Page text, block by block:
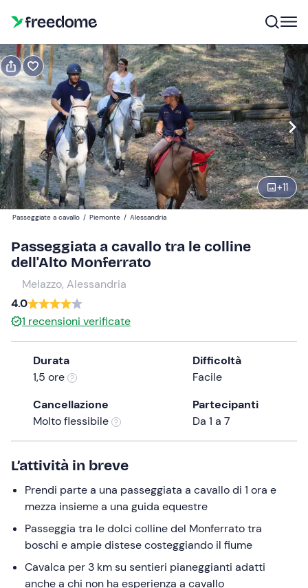
+11
Prenota Regala
Navigate
forward
to
interact
with
the
calendar
and
select
date.
Press
the
question
mark
keyboard
shortcuts
for
changing
dates.
Modifica
09:00 Modifica
Partecipanti
45 €
1
Passeggiate a cavallo / Piemonte / Alessandria
Passeggiata a cavallo tra le colline
dell'Alto Monferrato
Melazzo, Alessandria
4.0
1 recensioni verificate
Durata
1,5 ore
Difficoltà
Facile
Cancellazione
Molto flessibile
Partecipanti
Da 1 a 7
L’attività in breve
Prendi parte a una passeggiata a cavallo di 1 ora e
mezza insieme a una guida equestre
Passeggia tra le dolci colline del Monferrato tra
boschi e ampie distese costeggiando il fiume
Cavalca per 3 km su sentieri pianeggianti adatti
anche a chi non ha esperienza a cavallo